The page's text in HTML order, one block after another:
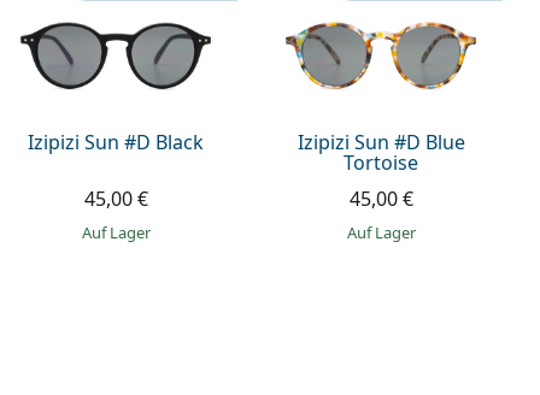
Izipizi Sun #D Black
45,00 €
auf Lager
Izipizi Sun #D Blue
Tortoise
45,00 €
auf Lager